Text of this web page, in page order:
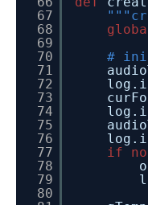
67
68
69
70
71
72
73
74
75
76
77
78
79
80
#
if